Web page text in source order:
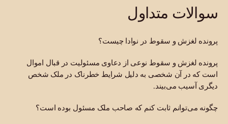
سوالات متداول
پرونده لغزش و سقوط در نوادا چیست؟
پرونده لغزش و سقوط نوعی از دعاوی مسئولیت در قبال اموال
است که در آن شخصی به دلیل شرایط خطرناک در ملک شخص
دیگری آسیب می‌بیند.
چگونه می‌توانم ثابت کنم که صاحب ملک مسئول بوده است؟